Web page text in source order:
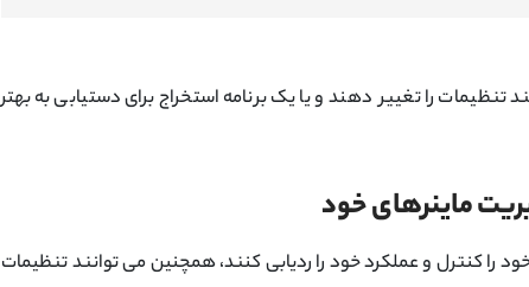
تنظیمات را تغییر دهند و یا یک برنامه استخراج برای دستیابی به بهتر
ماینرهای خود
را کنترل و عملکرد خود را ردیابی کنند، همچنین می توانند تنظیمات